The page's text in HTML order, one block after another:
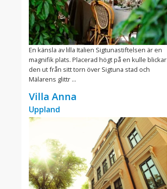
En känsla av lilla Italien Sigtunastiftelsen är en
magnifik plats. Placerad högt på en kulle blickar
den ut från sitt torn över Sigtuna stad och
Mälarens glittr ...
Villa Anna
Uppland